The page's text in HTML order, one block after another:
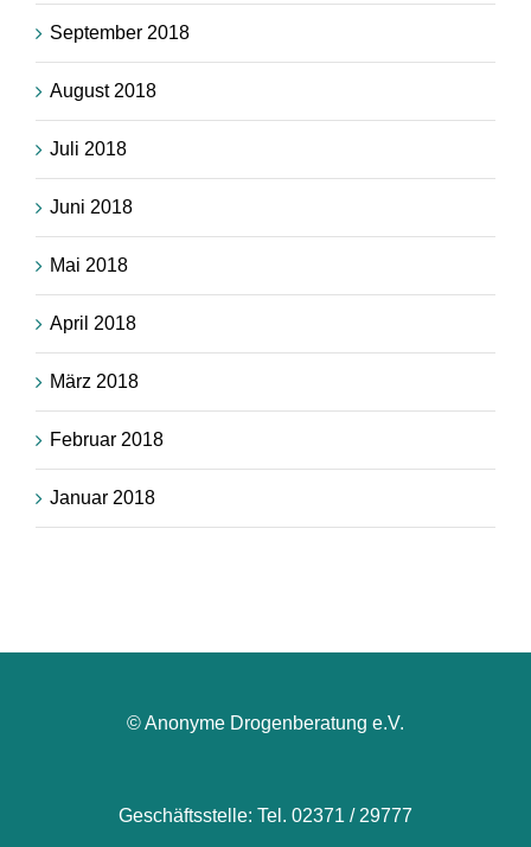
September 2018
August 2018
Juli 2018
Juni 2018
Mai 2018
April 2018
März 2018
Februar 2018
Januar 2018
© Anonyme Drogenberatung e.V.
Geschäftsstelle: Tel. 02371 / 29777